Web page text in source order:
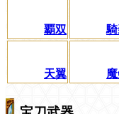
覇双
天翼 魔